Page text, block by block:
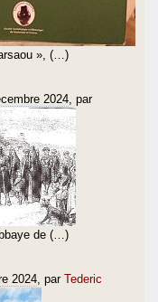
», (…)
2024 , par
de (…)
2024 , par Tederic